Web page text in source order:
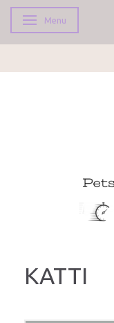
Skifte navigation
Menu
KATTI